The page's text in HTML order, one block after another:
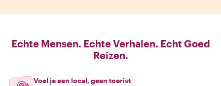
Echte Mensen. Echte Verhalen. Echt Goed
Reizen.
Voel je een local, geen toerist